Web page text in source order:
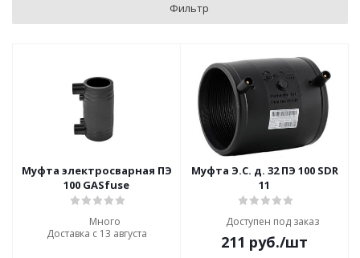
Фильтр
Муфта электросварная ПЭ
100 GASfuse
Много
Доставка с 13 августа
Муфта Э.С. д. 32 ПЭ 100 SDR
11
Доступен под заказ
211 руб./шт